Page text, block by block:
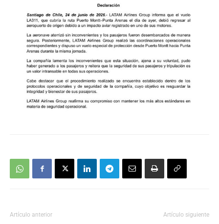
Artículo anterior Artículo siguiente